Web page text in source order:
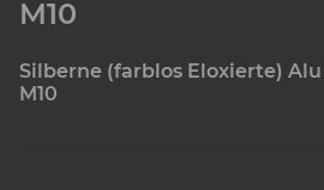
M10
Silberne (farblos Eloxierte)
M10